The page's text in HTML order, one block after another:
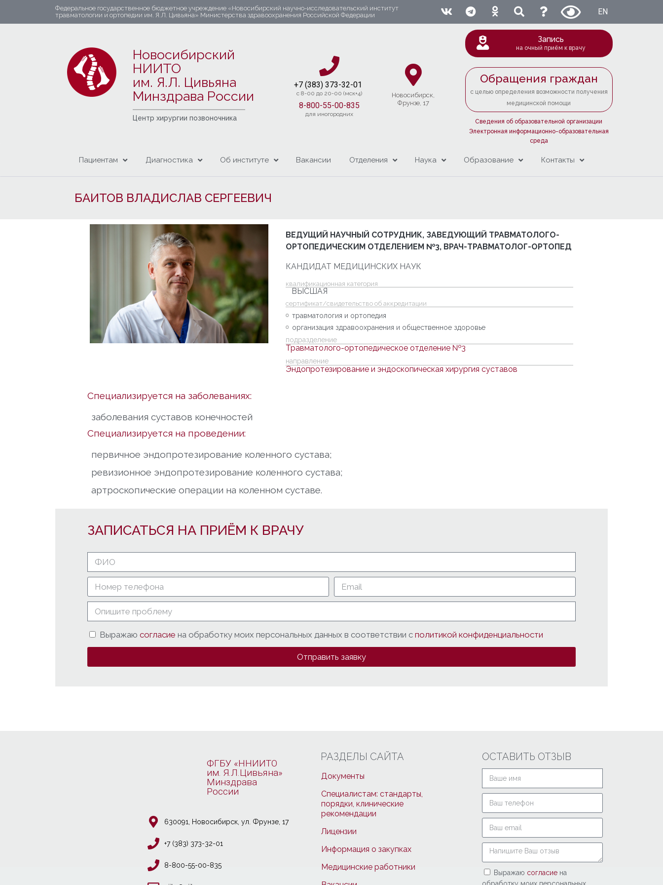
Федеральное государственное бюджетное учреждение «Новосибирский научно-исследовательский институт
травматологии и ортопедии им. Я.Л. Цивьяна» Министерства здравоохранения Российской Федерации
EN
Новосибирский
НИИТО
им. Я.Л. Цивьяна
Минздрава России
Центр хирургии позвоночника
+7 (383) 373-32-01​
c 8-00 до 20-00 (мск+4)
8-800-55-00-835
для иногородних
Новосибирcк,
Фрунзе, 17
Запись
на очный приём к врачу
Обращения граждан
с целью определения возможности получения
медицинской помощи
Сведения об образовательной организации
Электронная информационно-образовательная
среда
Пациентам Диагностика Об институте Вакансии Отделения Наука Образование Контакты
БАИТОВ ВЛАДИСЛАВ СЕРГЕЕВИЧ
ВЕДУЩИЙ НАУЧНЫЙ СОТРУДНИК, ЗАВЕДУЮЩИЙ ТРАВМАТОЛОГО-
ОРТОПЕДИЧЕСКИМ ОТДЕЛЕНИЕМ №3, ВРАЧ-ТРАВМАТОЛОГ-ОРТОПЕД
КАНДИДАТ МЕДИЦИНСКИХ НАУК
квалификационная категория
ВЫСШАЯ
cертификат/свидетельство об аккредитации
травматология и ортопедия
организация здравоохранения и общественное здоровье
подразделение
Травматолого-ортопедическое отделение №3
направление
Эндопротезирование и эндоскопическая хирургия суставов
Специализируется на заболеваниях:
заболевания суставов конечностей
Специализируется на проведении:
первичное эндопротезирование коленного сустава;
ревизионное эндопротезирование коленного сустава;
артроскопические операции на коленном суставе.
ЗАПИСАТЬСЯ НА ПРИЁМ К ВРАЧУ
Выражаю согласие на обработку моих персональных данных в соответствии с политикой конфиденциальности
Отправить заявку
ФГБУ «ННИИТО
им. Я.Л.Цивьяна»
Минздрава
России
630091, Новосибирcк, ул. Фрунзе, 17
+7 (383) 373-32-01
8-800-55-00-835
РАЗДЕЛЫ САЙТА
Документы
Специалистам: стандарты,
порядки, клинические
рекомендации
Лицензии
Информация о закупках
Медицинские работники
ОСТАВИТЬ ОТЗЫВ
Выражаю согласие на